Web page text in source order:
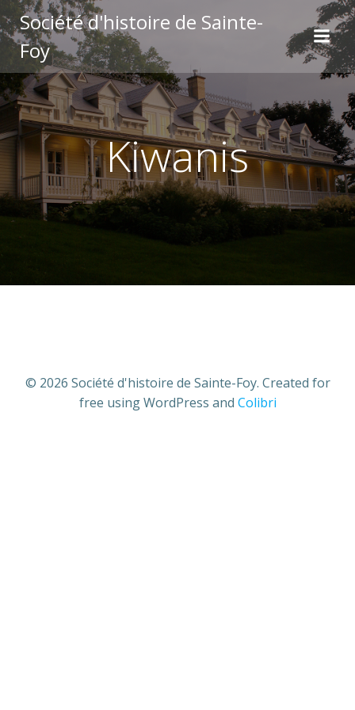
au
Société d'histoire de Sainte-
Foy
Kiwanis
© 2026 Société d'histoire de Sainte-Foy. Created for
free using WordPress and Colibri